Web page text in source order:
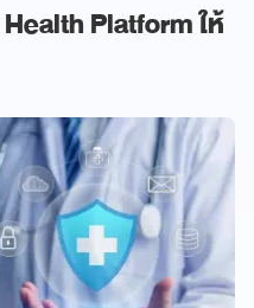
Platform ให้